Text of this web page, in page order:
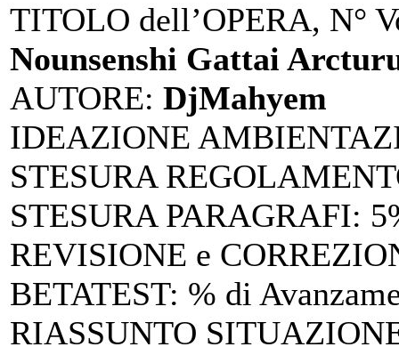
TITOLO dell’OPERA, N°
Nounsenshi Gattai
AUTORE: DjMahyem
IDEAZIONE
STESURA
STESURA PARAGRAFI:
REVISIONE e
BETATEST: % di
RIASSUNTO